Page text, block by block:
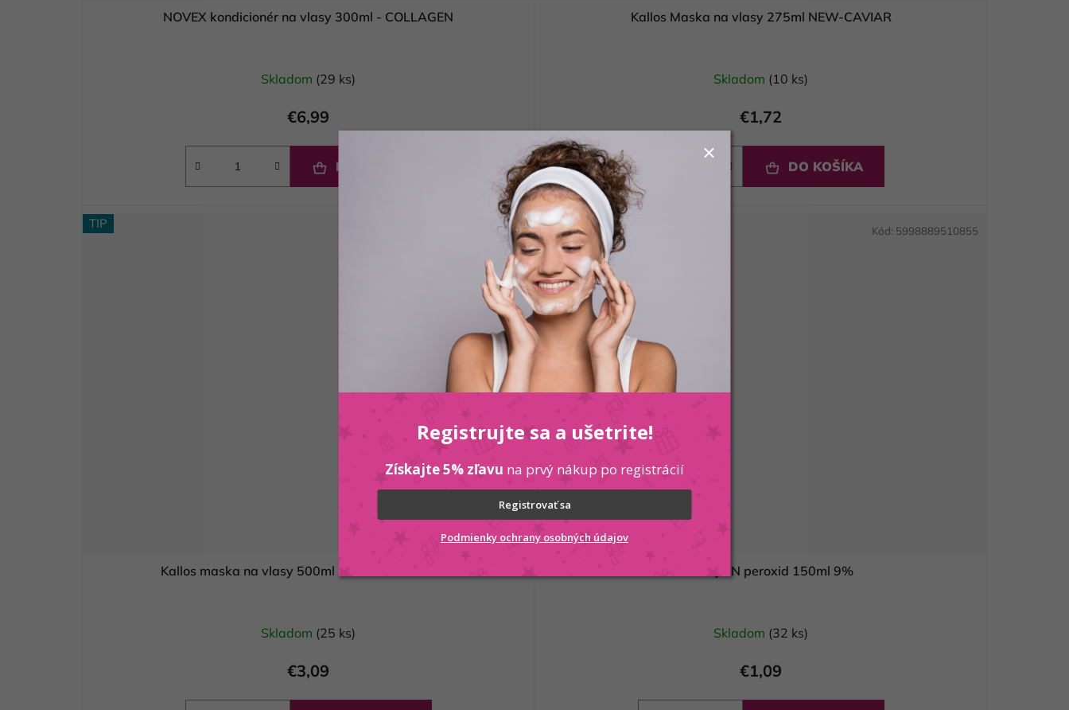
NOVEX kondicionér na vlasy 300ml - COLLAGEN
Skladom (29 ks)
€6,99
DO KOŠÍKA
Kallos Maska na vlasy 275ml NEW-CAVIAR
Skladom (10 ks)
€1,72
DO KOŠÍKA
TIP
Kallos maska na vlasy 500ml - PLEX NO YELLOW
Skladom (25 ks)
€3,09
5998889520250 🔥 AKCIA
Kallos KJMN peroxid 150ml 9%
Skladom (32 ks)
€1,09
Kód: 5998889510855
Registrujte sa a ušetrite!
Získajte 5% zľavu na prvý nákup po registrácií
Registrovať sa
Podmienky ochrany osobných údajov